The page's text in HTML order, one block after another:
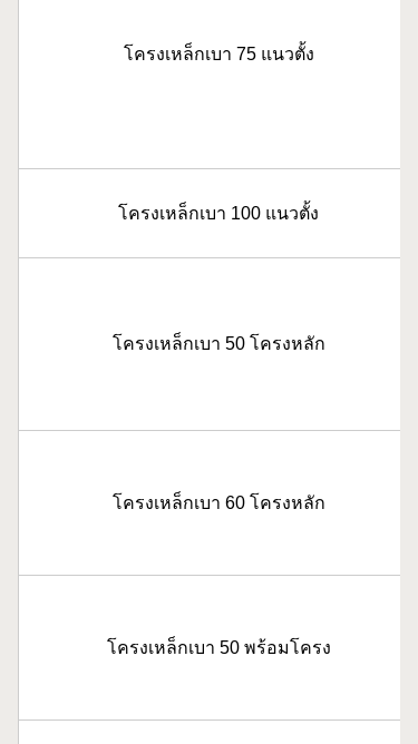
โครงเหล็กเบา 75 แนวตั้ง
โครงเหล็กเบา 100 แนวตั้ง
โครงเหล็กเบา 50 โครงหลัก
โครงเหล็กเบา 60 โครงหลัก
โครงเหล็กเบา 50 พร้อมโครง